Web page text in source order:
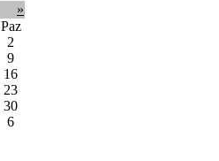
»
Paz
2
9
16
23
30
6